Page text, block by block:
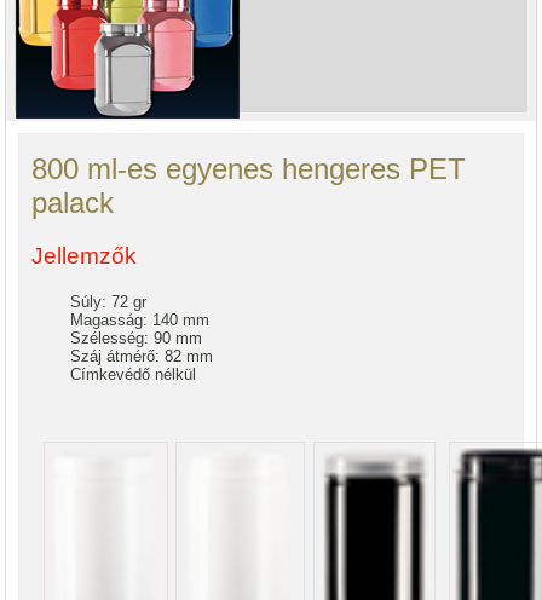
800 ml-es egyenes hengeres PET
palack
Jellemzők
Súly: 72 gr
Magasság: 140 mm
Szélesség: 90 mm
Száj átmérő: 82 mm
Címkevédő nélkül